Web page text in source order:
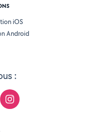
:
iOS
Android